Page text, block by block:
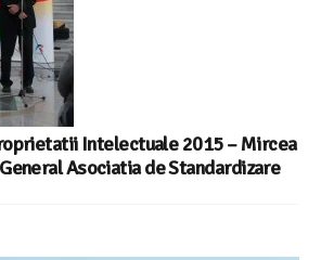
Intelectuale 2015 – Mircea
Asociatia de Standardizare